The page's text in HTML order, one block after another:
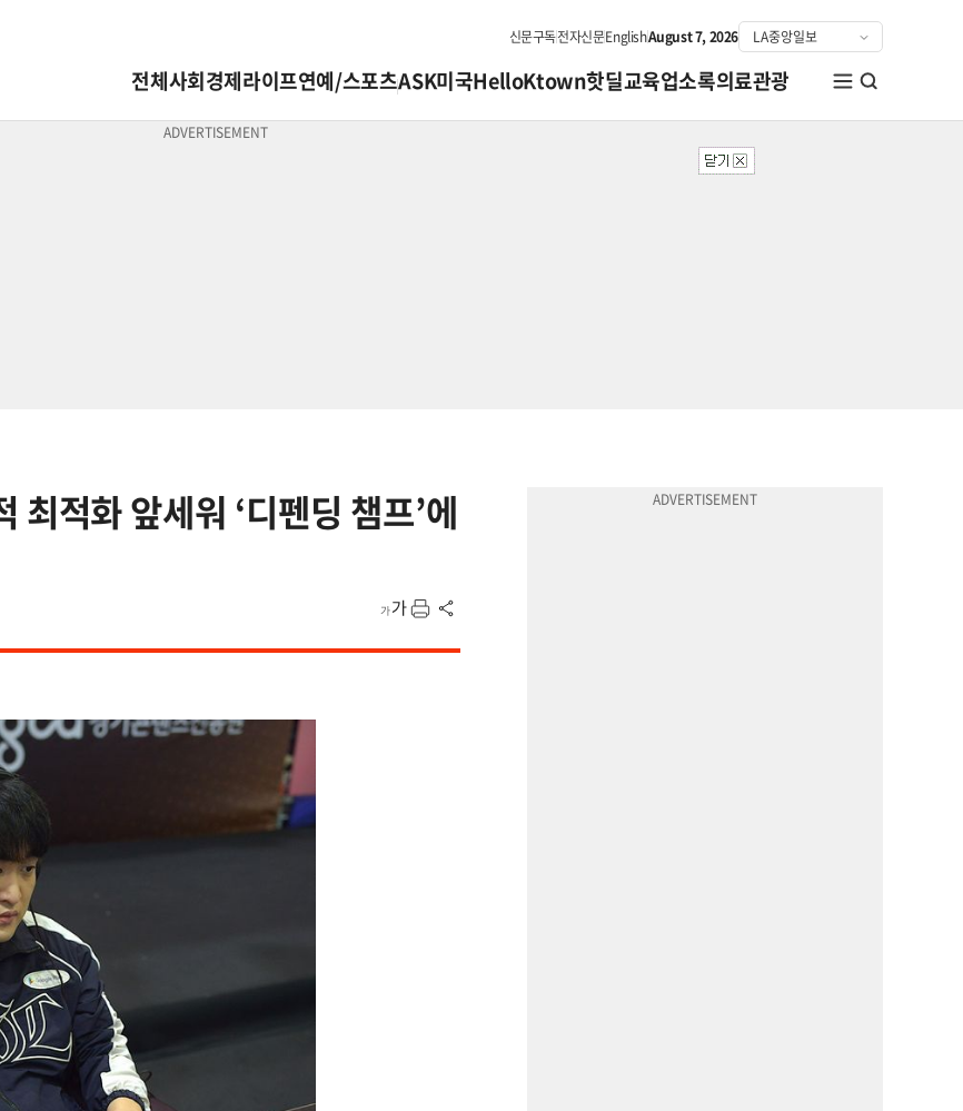
신문구독전자신문EnglishAugust 7, 2026
전체사회경제라이프연예/스포츠ASK미국HelloKtown핫딜교육업소록의료관광
적화 앞세워 ‘디펜딩 챔프’에